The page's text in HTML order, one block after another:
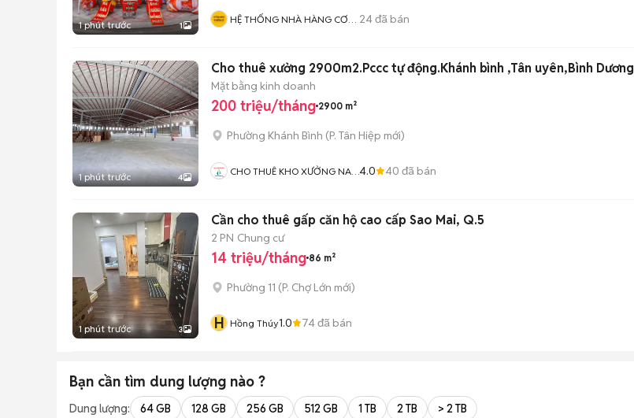
1 phút trước 1
HỆ THỐNG NHÀ HÀNG CƠM 24đã bán
1 phút trước 4
Cho thuê xưởng 2900m2.Pccc tự động.Khánh bình ,Tân uyên,Bình Dương
Mặt bằng kinh doanh
200 triệu/tháng 2900 m²
Phường Khánh Bình (P. Tân Hiệp mới)
CHO THUÊ KHO XƯỞNG NAM4.0 40 đã bán
1 phút trước 3
Cần cho thuê gấp căn hộ cao cấp Sao Mai, Q.5
2 PN Chung cư
14 triệu/tháng 86 m²
Phường 11 (P. Chợ Lớn mới)
H Hồng Thúy1.0 74đã bán
Bạn cần tìm dung lượng nào ?
Dung lượng: 64 GB 128 GB 256 GB 512 GB 1 TB 2 TB > 2 TB